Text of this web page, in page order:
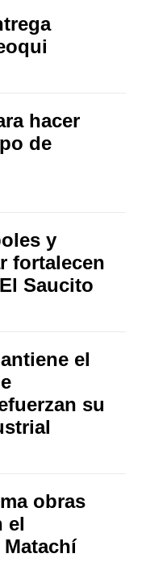
hacer
de
y
fortalecen
Saucito
el
su
obras
el